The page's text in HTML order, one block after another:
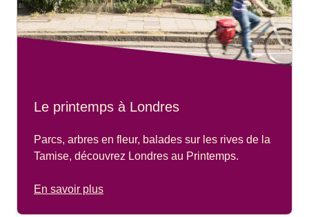
Le printemps à Londres
Parcs, arbres en fleur, balades sur les rives de la
Tamise, découvrez Londres au Printemps.
En savoir plus